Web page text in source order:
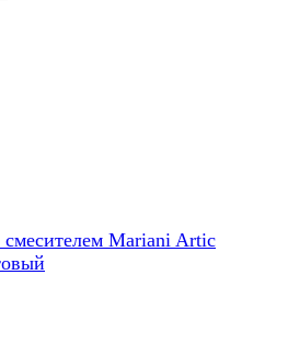
Mariani Artic